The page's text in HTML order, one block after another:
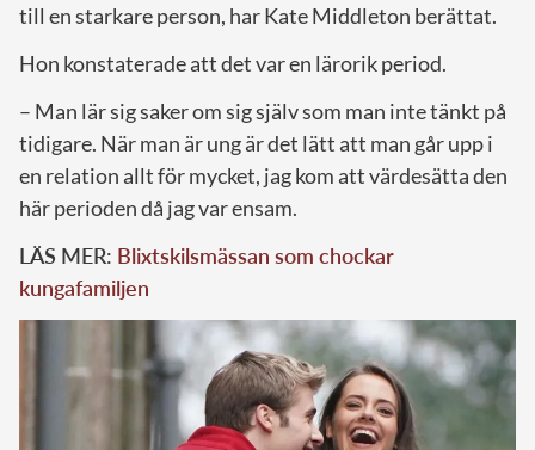
till en starkare person, har Kate Middleton berättat.
Hon konstaterade att det var en lärorik period.
– Man lär sig saker om sig själv som man inte tänkt på
tidigare. När man är ung är det lätt att man går upp i
en relation allt för mycket, jag kom att värdesätta den
här perioden då jag var ensam.
LÄS MER: Blixtskilsmässan som chockar
kungafamiljen